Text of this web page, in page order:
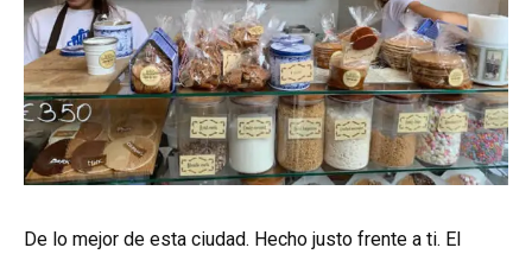
De lo mejor de esta ciudad. Hecho justo frente a ti. El